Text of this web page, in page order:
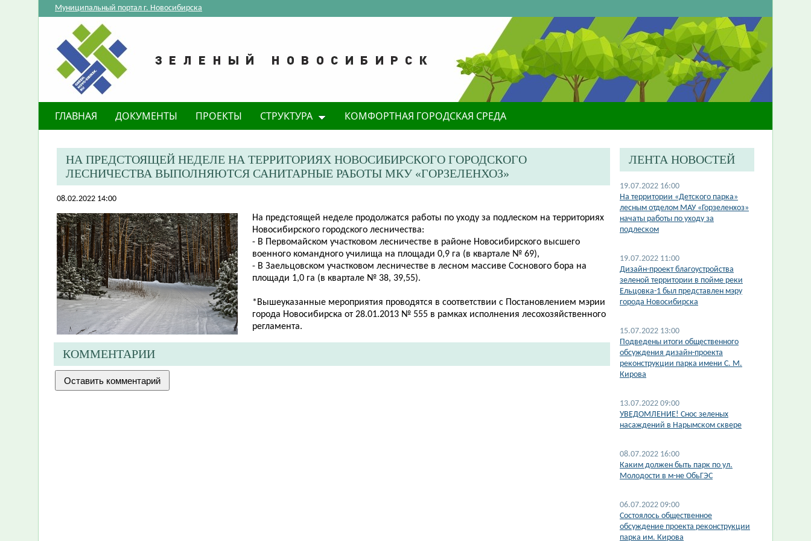
Муниципальный портал г. Новосибирска
ГЛАВНАЯ ДОКУМЕНТЫ ПРОЕКТЫ СТРУКТУРА КОМФОРТНАЯ ГОРОДСКАЯ СРЕДА
НА ПРЕДСТОЯЩЕЙ НЕДЕЛЕ НА ТЕРРИТОРИЯХ НОВОСИБИРСКОГО ГОРОДСКОГО
ЛЕСНИЧЕСТВА ВЫПОЛНЯЮТСЯ САНИТАРНЫЕ РАБОТЫ МКУ «ГОРЗЕЛЕНХОЗ»
08.02.2022 14:00
На предстоящей неделе продолжатся работы по уходу за подлеском на территориях
Новосибирского городского лесничества:
- В Первомайском участковом лесничестве в районе Новосибирского высшего
военного командного училища на площади 0,9 га (в квартале № 69),
- В Заельцовском участковом лесничестве в лесном массиве Соснового бора на
площади 1,0 га (в квартале № 38, 39,55).
*Вышеуказанные мероприятия проводятся в соответствии с Постановлением мэрии
города Новосибирска от 28.01.2013 № 555 в рамках исполнения лесохозяйственного
регламента.
КОММЕНТАРИИ
ЛЕНТА НОВОСТЕЙ
19.07.2022 16:00
На территории «Детского парка»
лесным отделом МАУ «Горзеленхоз»
начаты работы по уходу за
подлеском
19.07.2022 11:00
Дизайн-проект благоустройства
зеленой территории в пойме реки
Ельцовка-1 был представлен мэру
города Новосибирска
15.07.2022 13:00
Подведены итоги общественного
обсуждения дизайн-проекта
реконструкции парка имени С. М.
Кирова
13.07.2022 09:00
​УВЕДОМЛЕНИЕ! Снос зеленых
насаждений в Нарымском сквере
08.07.2022 16:00
Каким должен быть парк по ул.
Молодости в м-не ОбьГЭС
06.07.2022 09:00
Состоялось общественное
обсуждение проекта реконструкции
парка им. Кирова